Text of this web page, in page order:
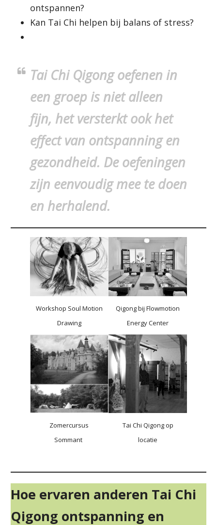
ontspannen?
Kan Tai Chi helpen bij balans of stress?
Tai Chi Qigong oefenen in
een groep is niet alleen
fijn, het versterkt ook het
effect van ontspanning en
gezondheid. De oefeningen
zijn eenvoudig mee te doen
en herhalend.
Workshop Soul Motion
Drawing
Qigong bij Flowmotion
Energy Center
Zomercursus
Sommant
Tai Chi Qigong op
locatie
Hoe ervaren anderen Tai Chi
Qigong ontspanning en